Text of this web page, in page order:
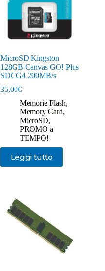
MicroSD Kingston
128GB Canvas GO! Plus
SDCG4 200MB/s
35,00€
Memorie Flash,
Memory Card,
MicroSD,
PROMO a
TEMPO!
Leggi tutto